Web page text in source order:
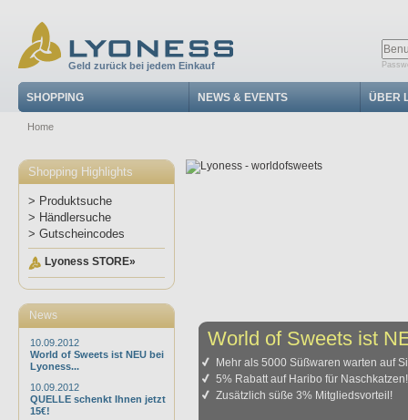
Geld zurück bei jedem Einkauf
SHOPPING NEWS & EVENTS ÜBER
Home
Shopping Highlights
> Produktsuche
> Händlersuche
> Gutscheincodes
Lyoness STORE»
News
10.09.2012
World of Sweets ist NEU bei
Lyoness...
10.09.2012
QUELLE schenkt Ihnen jetzt
15€!
World of Sweets ist
Mehr als 5000 Süßwaren warten auf
5% Rabatt auf Haribo für Naschkatzen!
Zusätzlich süße 3% Mitgliedsvorteil!